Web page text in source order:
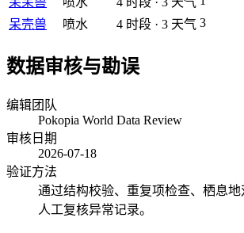
呆壳兽
喷水 4 时段 · 3 天气 3
数据审核与勘误
编辑团队
Pokopia World Data Review
审核日期
2026-07-18
验证方法
通过结构校验、重复项检查、栖息
人工复核异常记录。